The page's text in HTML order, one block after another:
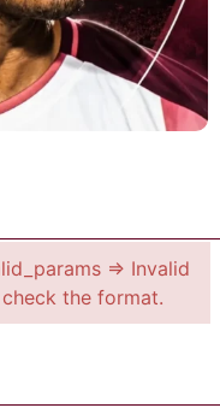
=> Invalid
the format.